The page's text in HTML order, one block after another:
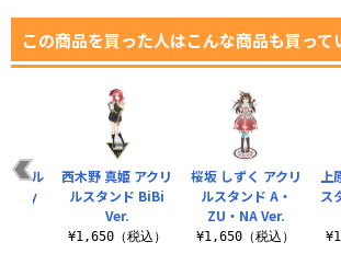
この商品を買った人はこんな商品も買って
桜坂 しずく アクリ
ルスタンド A・
ZU・NA Ver.
¥1,650（税込）
上
ス
クリル
西木野 真姫 アクリ
ルスタンド BiBi
Ver.
¥1,650（税込）